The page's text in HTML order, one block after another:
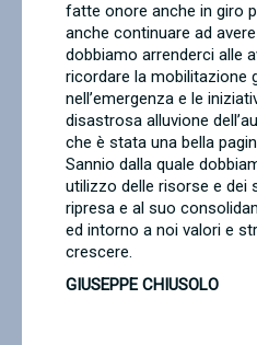
fatte onore anche in giro
anche continuare ad
dobbiamo arrenderci alle
ricordare la mobilitazione
nell’emergenza e le
disastrosa alluvione
che è stata una bella
Sannio dalla quale
utilizzo delle risorse e dei
ripresa e al suo
ed intorno a noi valori e
crescere.
GIUSEPPE CHIUSOLO